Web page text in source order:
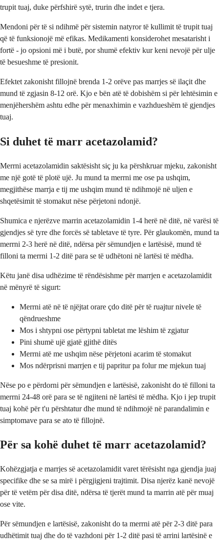
trupit tuaj, duke përfshirë sytë, trurin dhe indet e tjera.
Mendoni për të si ndihmë për sistemin natyror të kullimit të trupit tuaj
që të funksionojë më efikas. Medikamenti konsiderohet mesatarisht i
fortë - jo opsioni më i butë, por shumë efektiv kur keni nevojë për ulje
të besueshme të presionit.
Efektet zakonisht fillojnë brenda 1-2 orëve pas marrjes së ilaçit dhe
mund të zgjasin 8-12 orë. Kjo e bën atë të dobishëm si për lehtësimin e
menjëhershëm ashtu edhe për menaxhimin e vazhdueshëm të gjendjes
tuaj.
Si duhet të marr acetazolamid?
Merrni acetazolamidin saktësisht siç ju ka përshkruar mjeku, zakonisht
me një gotë të plotë ujë. Ju mund ta merrni me ose pa ushqim,
megjithëse marrja e tij me ushqim mund të ndihmojë në uljen e
shqetësimit të stomakut nëse përjetoni ndonjë.
Shumica e njerëzve marrin acetazolamidin 1-4 herë në ditë, në varësi të
gjendjes së tyre dhe forcës së tabletave të tyre. Për glaukomën, mund ta
merrni 2-3 herë në ditë, ndërsa për sëmundjen e lartësisë, mund të
filloni ta merrni 1-2 ditë para se të udhëtoni në lartësi të mëdha.
Këtu janë disa udhëzime të rëndësishme për marrjen e acetazolamidit
në mënyrë të sigurt:
Merrni atë në të njëjtat orare çdo ditë për të ruajtur nivele të
qëndrueshme
Mos i shtypni ose përtypni tabletat me lëshim të zgjatur
Pini shumë ujë gjatë gjithë ditës
Merrni atë me ushqim nëse përjetoni acarim të stomakut
Mos ndërprisni marrjen e tij papritur pa folur me mjekun tuaj
Nëse po e përdorni për sëmundjen e lartësisë, zakonisht do të filloni ta
merrni 24-48 orë para se të ngjiteni në lartësi të mëdha. Kjo i jep trupit
tuaj kohë për t'u përshtatur dhe mund të ndihmojë në parandalimin e
simptomave para se ato të fillojnë.
Për sa kohë duhet të marr acetazolamid?
Kohëzgjatja e marrjes së acetazolamidit varet tërësisht nga gjendja juaj
specifike dhe se sa mirë i përgjigjeni trajtimit. Disa njerëz kanë nevojë
për të vetëm për disa ditë, ndërsa të tjerët mund ta marrin atë për muaj
ose vite.
Për sëmundjen e lartësisë, zakonisht do ta merrni atë për 2-3 ditë para
udhëtimit tuaj dhe do të vazhdoni për 1-2 ditë pasi të arrini lartësinë e